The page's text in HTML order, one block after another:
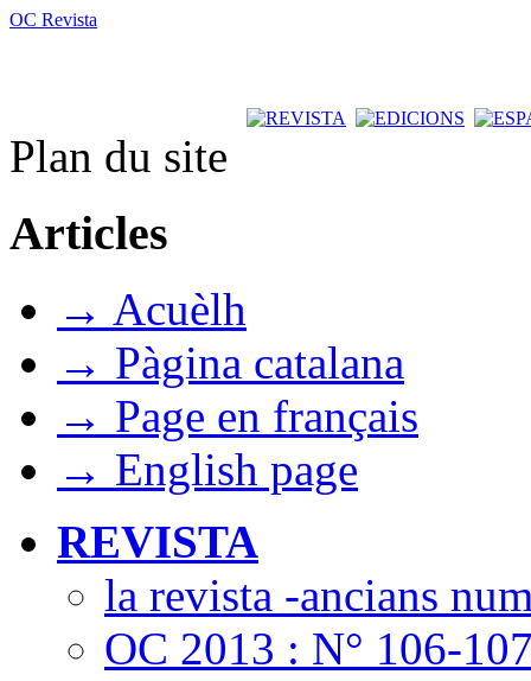
OC Revista
Plan du site
Articles
→ Acuèlh
→ Pàgina catalana
→ Page en français
→ English page
REVISTA
la revista -ancians
OC 2013 : N° 106-